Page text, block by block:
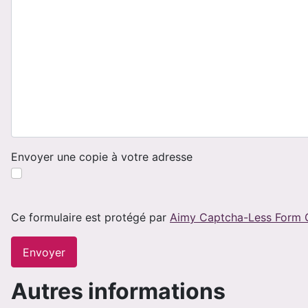
Envoyer une copie à votre adresse
Ce formulaire est protégé par Aimy Captcha-Less Form
Envoyer
Autres informations